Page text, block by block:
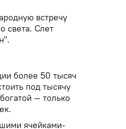
встречу
света. Слет
более 50 тысяч
под тысячу
— только
ячейками-